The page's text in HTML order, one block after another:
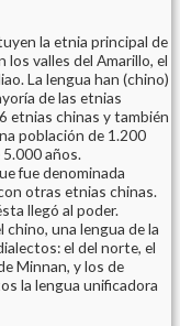
la etnia principal de
los valles del Amarillo, el
La lengua han (chino)
de las etnias
etnias chinas y también
población de 1.200
años.
fue denominada
otras etnias chinas.
llegó al poder.
una lengua de la
el del norte, el
Minnan, y los de
la lengua unificadora